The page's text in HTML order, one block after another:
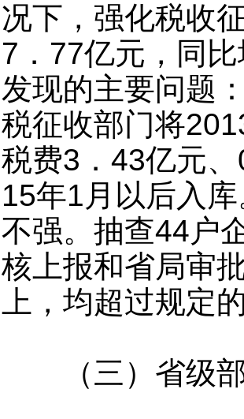
况下，强化税收
7．77亿元，同
发现的主要问题
税征收部门将
税费3．43亿元
15年1月以后入
不强。抽查44户
核上报和省局审
上，均超过规定
（三）省级部